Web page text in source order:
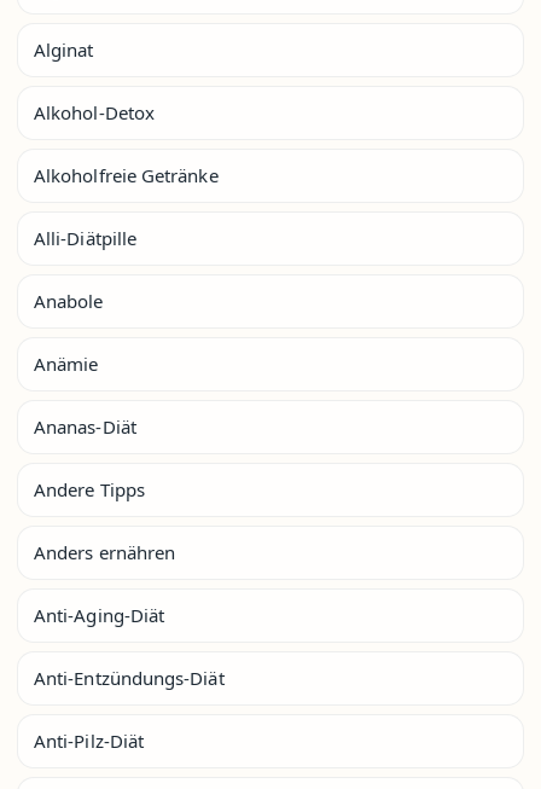
Alginat
Alkohol-Detox
Alkoholfreie Getränke
Alli-Diätpille
Anabole
Anämie
Ananas-Diät
Andere Tipps
Anders ernähren
Anti-Aging-Diät
Anti-Entzündungs-Diät
Anti-Pilz-Diät